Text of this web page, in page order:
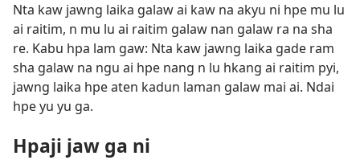
Nta kaw jawng laika galaw ai kaw na akyu ni hpe mu lu
ai raitim, n mu lu ai raitim galaw nan galaw ra na sha
re. Kabu hpa lam gaw: Nta kaw jawng laika gade ram
sha galaw na ngu ai hpe nang n lu hkang ai raitim pyi,
jawng laika hpe aten kadun laman galaw mai ai. Ndai
hpe yu yu ga.
Hpaji jaw ga ni